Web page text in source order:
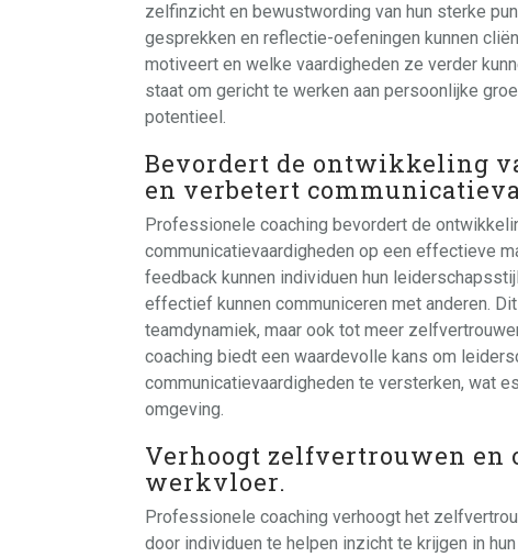
zelfinzicht en bewustwording van hun sterke
gesprekken en reflectie-oefeningen kunnen
motiveert en welke vaardigheden ze verder
staat om gericht te werken aan persoonlijke
potentieel.
Bevordert de ontwikkeling
en verbetert
Professionele coaching bevordert de
communicatievaardigheden op een effectieve
feedback kunnen individuen hun
effectief kunnen communiceren met anderen.
teamdynamiek, maar ook tot meer
coaching biedt een waardevolle kans om
communicatievaardigheden te versterken, wat
omgeving.
Verhoogt zelfvertrouwen en
werkvloer.
Professionele coaching verhoogt het
door individuen te helpen inzicht te krijgen in